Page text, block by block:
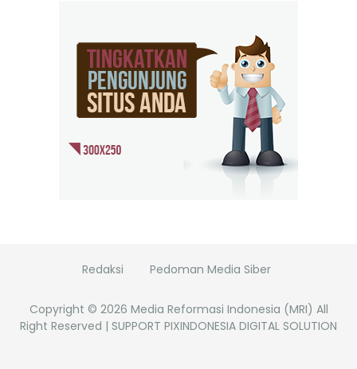
Redaksi Pedoman Media Siber
Copyright © 2026 Media Reformasi Indonesia (MRI) All
Right Reserved | SUPPORT PIXINDONESIA DIGITAL SOLUTION